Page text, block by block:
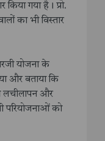
किया गया है। प्रो.
का भी विस्तार
योजना के
और बताया कि
लचीलापन और
परियोजनाओं को